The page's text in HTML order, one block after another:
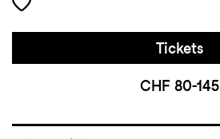
Tickets
CHF 80-145